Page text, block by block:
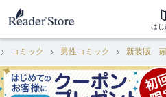
はじ
コミック 男性コミック 新装版